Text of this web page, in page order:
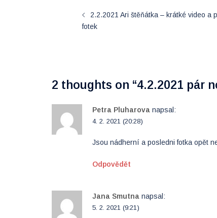
navigation
2.2.2021 Ari štěňátka – krátké video a
fotek
2 thoughts on “4.2.2021 pár
Petra Pluharova napsal:
4. 2. 2021 (20:28)
Jsou nádherní a posledni fotka opět
Odpovědět
Jana Smutna napsal:
5. 2. 2021 (9:21)